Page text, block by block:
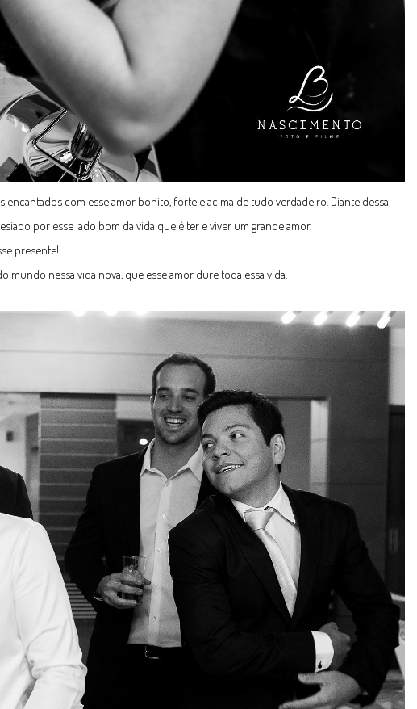
encantados com esse amor bonito, forte e acima de tudo verdadeiro. Diante dessa
por esse lado bom da vida que é ter e viver um grande amor.
presente!
nessa vida nova, que esse amor dure toda essa vida.